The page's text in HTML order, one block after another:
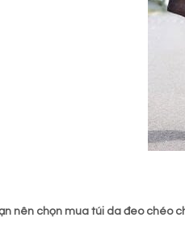
nên chọn mua túi da đeo chéo